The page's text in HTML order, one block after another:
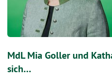
MdL Mia Goller und
sich…